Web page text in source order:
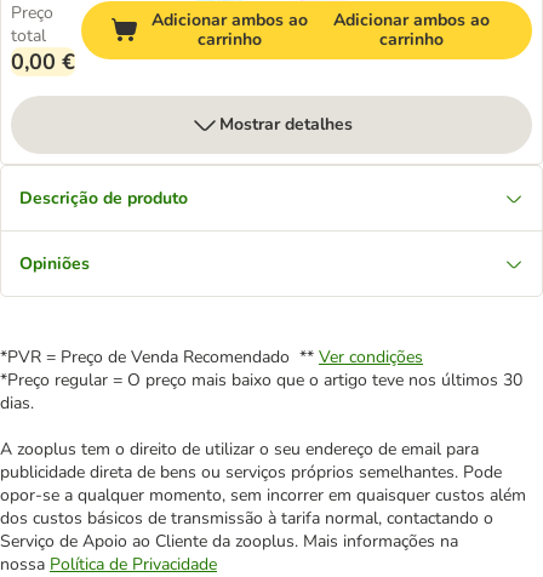
Preço
total
0,00 €
Adicionar ambos ao
carrinho
Adicionar ambos ao
carrinho
Mostrar detalhes
Descrição de produto
Opiniões
*PVR = Preço de Venda Recomendado ** Ver condições
*Preço regular = O preço mais baixo que o artigo teve nos últimos 30
dias.
A zooplus tem o direito de utilizar o seu endereço de email para
publicidade direta de bens ou serviços próprios semelhantes. Pode
opor-se a qualquer momento, sem incorrer em quaisquer custos além
dos custos básicos de transmissão à tarifa normal, contactando o
Serviço de Apoio ao Cliente da zooplus. Mais informações na
nossa Política de Privacidade